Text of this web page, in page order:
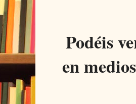
Podéis
en